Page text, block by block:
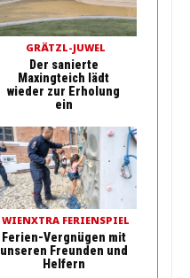
GRÄTZL-JUWEL
Der sanierte
Maxingteich lädt
wieder zur Erholung
ein
WIENXTRA FERIENSPIEL
Ferien-Vergnügen mit
unseren Freunden und
Helfern